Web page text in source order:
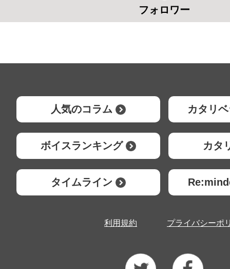
フォロワー
人気のコラム カタリ
ボイスランキング カタ
タイムライン
利用規約 プライバシーポ